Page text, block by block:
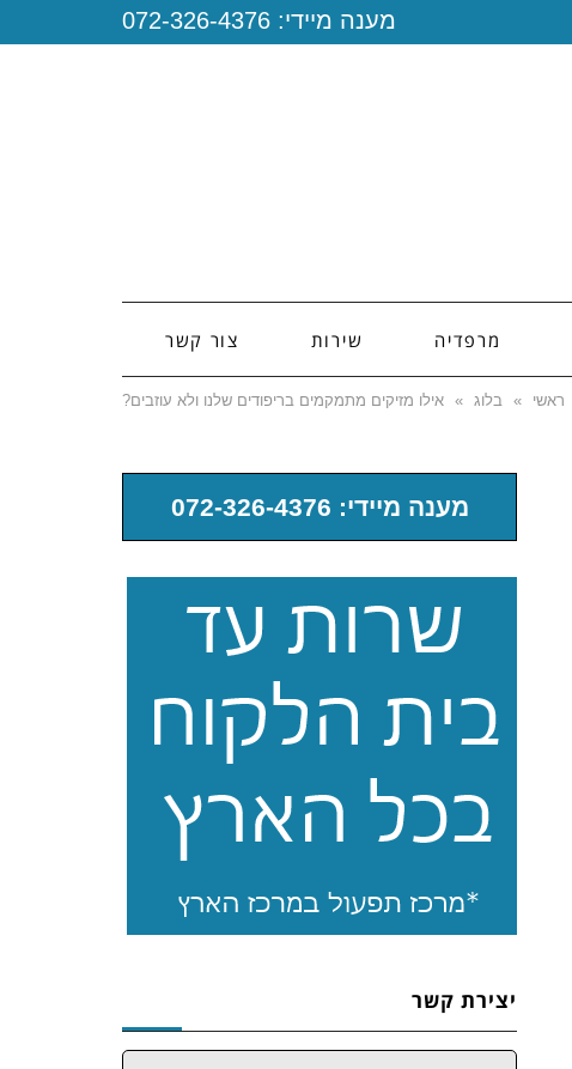
מענה מיידי: 072-326-4376
מרפדיה שירות צור קשר
ראשי » בלוג » אילו מזיקים מתמקמים בריפודים שלנו ולא עוזבים?
מענה מיידי: 072-326-4376
יצירת קשר
שם: